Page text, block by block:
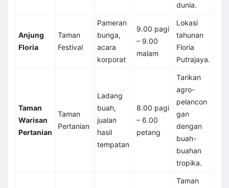
dunia.
Anjung
Floria
Taman
Festival
Pameran
bunga,
acara
korporat
9.00 pagi
– 9.00
malam
Lokasi
tahunan
Floria
Putrajaya.
Taman
Warisan
Pertanian
Taman
Pertanian
Ladang
buah,
jualan
hasil
tempatan
8.00 pagi
– 6.00
petang
Tarikan
agro-
pelancon
gan
dengan
buah-
buahan
tropika.
Taman